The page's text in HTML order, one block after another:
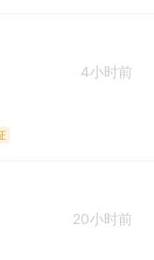
4小时前
20小时前